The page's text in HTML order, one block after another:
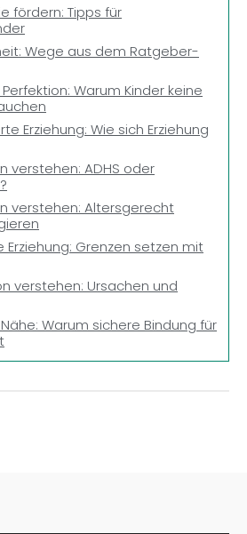
fördern: Tipps für
Wege aus dem Ratgeber-
Warum Kinder keine
Erziehung: Wie sich Erziehung
verstehen: ADHS oder
verstehen: Altersgerecht
Grenzen setzen mit
verstehen: Ursachen und
Warum sichere Bindung für